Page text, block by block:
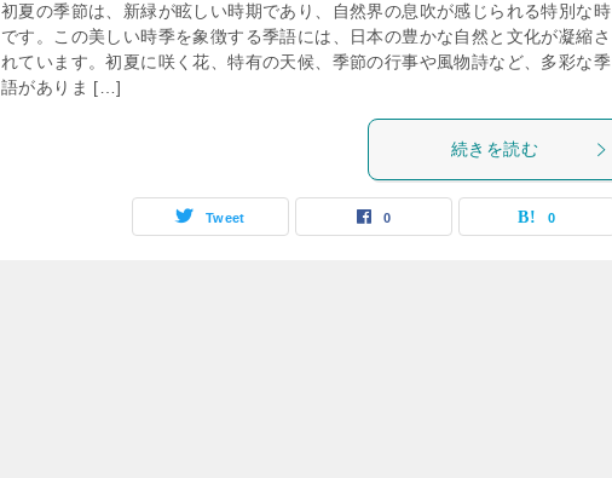
初夏の季節は、新緑が眩しい時期であり、自然界の息吹が感じられる特別な時
です。この美しい時季を象徴する季語には、日本の豊かな自然と文化が凝縮さ
れています。初夏に咲く花、特有の天候、季節の行事や風物詩など、多彩な季
語がありま […]
続きを読む
Tweet 0 0